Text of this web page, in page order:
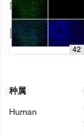
42
种属
Human